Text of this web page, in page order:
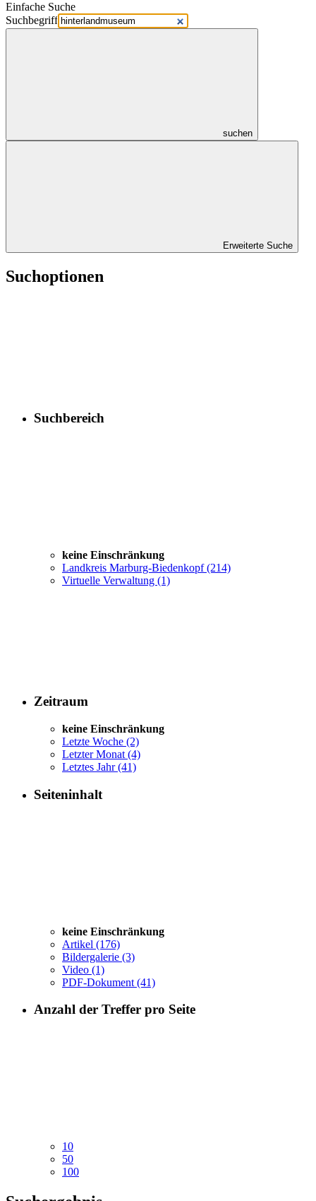
Einfache Suche
Suchbegriff
suchen
Erweiterte Suche
Suchoptionen
Suchbereich
keine Einschränkung
Landkreis Marburg-Biedenkopf(214)
Virtuelle Verwaltung (1)
Zeitraum
keine Einschränkung
Letzte Woche (2)
Letzter Monat (4)
Letztes Jahr(41)
Seiteninhalt
keine Einschränkung
Artikel (176)
Bildergalerie (3)
Video (1)
PDF-Dokument (41)
Anzahl der Treffer pro Seite
10
50
100